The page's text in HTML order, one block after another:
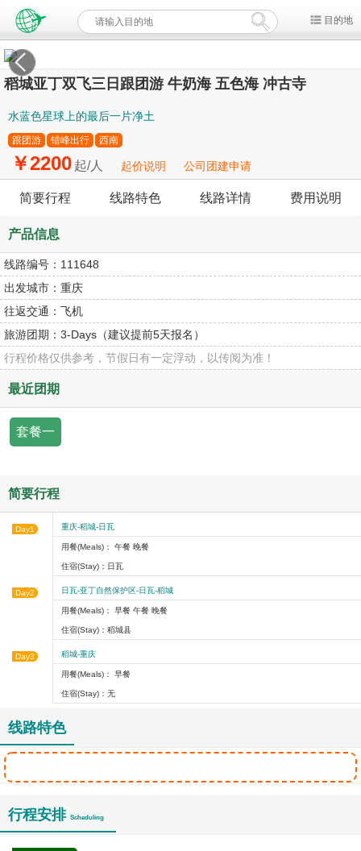
目的地
稻城亚丁双飞三日跟团游 牛奶海 五色海 冲古寺
水蓝色星球上的最后一片净土
跟团游 错峰出行 西南
￥2200 起/人 起价说明 公司团建申请
简要行程 线路特色 线路详情 费用说明
产品信息
线路编号： 111648
出发城市： 重庆
往返交通： 飞机
旅游团期： 3-Days（建议提前5天报名）
行程价格仅供参考，节假日有一定浮动，以传阅为准！
最近团期
套餐一
简要行程
Day1 重庆-稻城-日瓦
用餐(Meals)： 午餐 晚餐
住宿(Stay)：日瓦
Day2 日瓦-亚丁自然保护区-日瓦-稻城
用餐(Meals)： 早餐 午餐 晚餐
住宿(Stay)：稻城县
Day3 稻城-重庆
用餐(Meals)： 早餐
住宿(Stay)：无
线路特色
行程安排 Scheduling